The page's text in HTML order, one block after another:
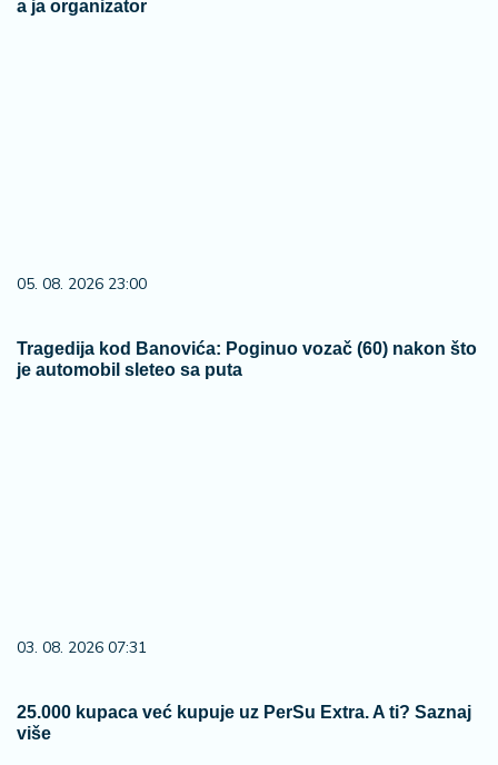
a ja organizator
05. 08. 2026 23:00
Tragedija kod Banovića: Poginuo vozač (60) nakon što
je automobil sleteo sa puta
03. 08. 2026 07:31
25.000 kupaca već kupuje uz PerSu Extra. A ti? Saznaj
više